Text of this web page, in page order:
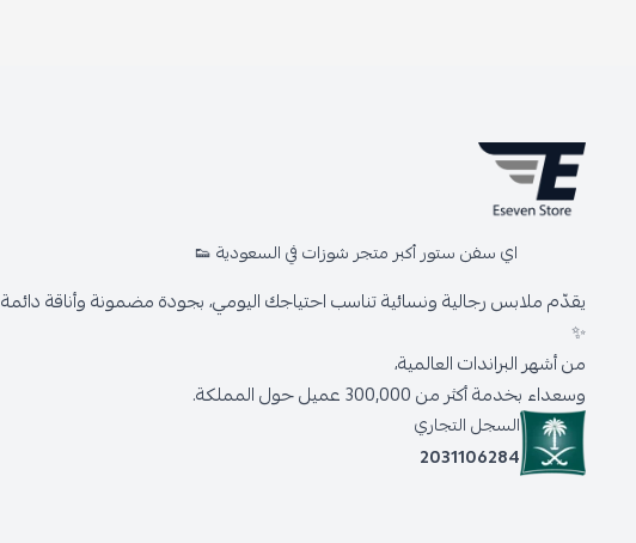
اي سفن ستور أكبر متجر شوزات في السعودية 👟
يقدّم ملابس رجالية ونسائية تناسب احتياجك اليومي، بجودة مضمونة وأناقة دائمة
✨
من أشهر البراندات العالمية،
وسعداء بخدمة أكثر من 300,000 عميل حول المملكة.
السجل التجاري
2031106284